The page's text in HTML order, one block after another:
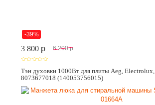
-39%
3 800 p 6 200 p
Тэн духовки 1000Вт для плиты Aeg, Electrolux,
8073677018 (140053756015)